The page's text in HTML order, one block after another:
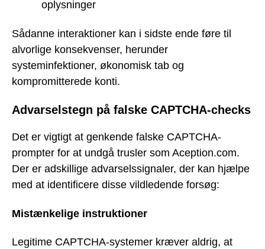
oplysninger
Sådanne interaktioner kan i sidste ende føre til
alvorlige konsekvenser, herunder
systeminfektioner, økonomisk tab og
kompromitterede konti.
Advarselstegn på falske CAPTCHA-checks
Det er vigtigt at genkende falske CAPTCHA-
prompter for at undgå trusler som Aception.com.
Der er adskillige advarselssignaler, der kan hjælpe
med at identificere disse vildledende forsøg:
Mistænkelige instruktioner
Legitime CAPTCHA-systemer kræver aldrig, at